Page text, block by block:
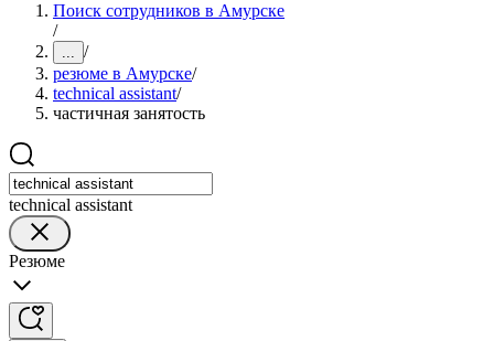
Поиск сотрудников в Амурске
/
... /
резюме в Амурске/
technical assistant/
частичная занятость
technical assistant
Резюме